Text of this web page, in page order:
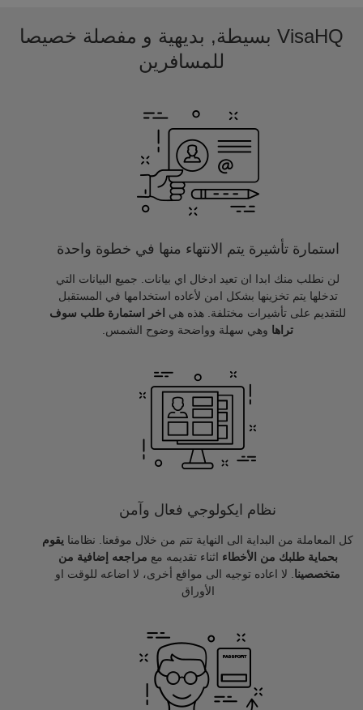
VisaHQ بسيطة, بديهية و مفصلة خصيصا
للمسافرين
استمارة تأشيرة يتم الانتهاء منها في خطوة واحدة
لن نطلب منك ابدا ان تعيد ادخال اي بيانات. جميع البيانات التي
تدخلها يتم تخزينها بشكل امن لأعاده استخدامها في المستقبل
للتقديم على تأشيرات مختلفة. هذه هي
اخر استمارة طلب سوف
تراها وهي سهلة وواضحة وضوح الشمس.
نظام ايكولوجي فعال وآمن
كل المعاملة من البداية الى النهاية تتم من خلال موقعنا. نظامنا يقوم
بحماية طلبك من الأخطاء اثناء تقديمه مع مراجعه إضافية من
متخصصينا . لا اعاده توجيه الى مواقع أخرى، لا اضاعه للوقت او
الأوراق